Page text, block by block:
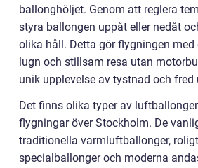
ballonghöljet. Genom att reglera
styra ballongen uppåt eller nedåt
olika håll. Detta gör flygningen
lugn och stillsam resa utan
unik upplevelse av tystnad och fred
Det finns olika typer av
flygningar över Stockholm. De
traditionella varmluftballonger,
specialballonger och moderna